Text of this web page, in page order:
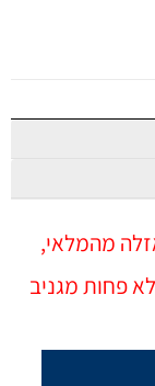
מהמלאי,
פחות מגניב